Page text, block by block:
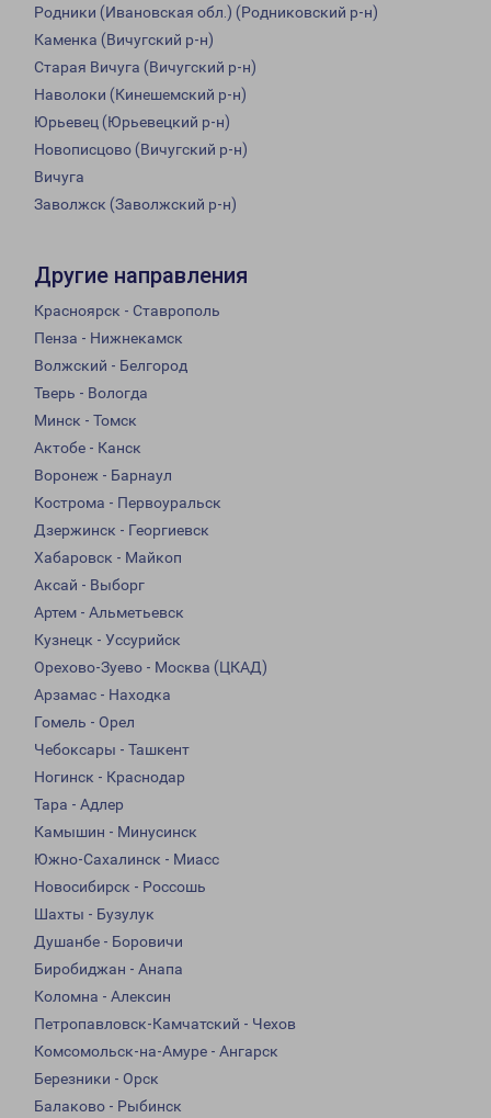
Родники (Ивановская обл.) (Родниковский р-н)
Каменка (Вичугский р-н)
Старая Вичуга (Вичугский р-н)
Наволоки (Кинешемский р-н)
Юрьевец (Юрьевецкий р-н)
Новописцово (Вичугский р-н)
Вичуга
Заволжск (Заволжский р-н)
Другие направления
Красноярск - Ставрополь
Пенза - Нижнекамск
Волжский - Белгород
Тверь - Вологда
Минск - Томск
Актобе - Канск
Воронеж - Барнаул
Кострома - Первоуральск
Дзержинск - Георгиевск
Хабаровск - Майкоп
Аксай - Выборг
Артем - Альметьевск
Кузнецк - Уссурийск
Орехово-Зуево - Москва (ЦКАД)
Арзамас - Находка
Гомель - Орел
Чебоксары - Ташкент
Ногинск - Краснодар
Тара - Адлер
Камышин - Минусинск
Южно-Сахалинск - Миасс
Новосибирск - Россошь
Шахты - Бузулук
Душанбе - Боровичи
Биробиджан - Анапа
Коломна - Алексин
Петропавловск-Камчатский - Чехов
Комсомольск-на-Амуре - Ангарск
Березники - Орск
Балаково - Рыбинск